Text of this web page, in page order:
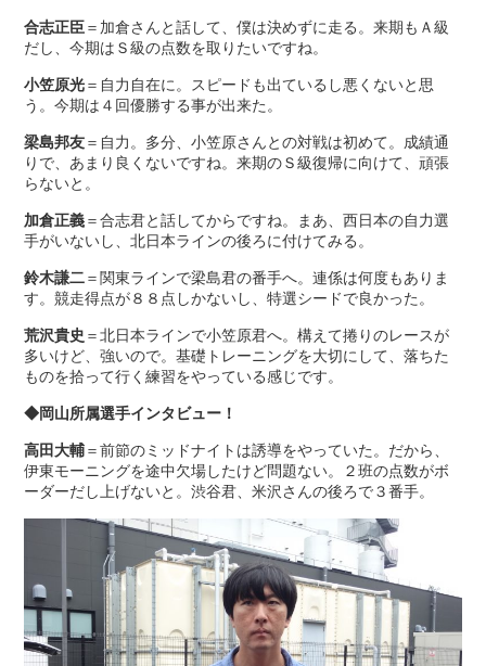
合志正臣＝加倉さんと話して、僕は決めずに走る。来期もＡ級
だし、今期はＳ級の点数を取りたいですね。
小笠原光＝自力自在に。スピードも出ているし悪くないと思
う。今期は４回優勝する事が出来た。
梁島邦友＝自力。多分、小笠原さんとの対戦は初めて。成績通
りで、あまり良くないですね。来期のＳ級復帰に向けて、頑張
らないと。
加倉正義＝合志君と話してからですね。まあ、西日本の自力選
手がいないし、北日本ラインの後ろに付けてみる。
鈴木謙二＝関東ラインで梁島君の番手へ。連係は何度もありま
す。競走得点が８８点しかないし、特選シードで良かった。
荒沢貴史 ＝北日本ラインで小笠原君へ。構えて捲りのレースが
多いけど、強いので。基礎トレーニングを大切にして、落ちた
ものを拾って行く練習をやっている感じです。
◆岡山所属選手インタビュー！
高田大輔＝前節のミッドナイトは誘導をやっていた。だから、
伊東モーニングを途中欠場したけど問題ない。２班の点数がボ
ーダーだし上げないと。渋谷君、米沢さんの後ろで３番手。